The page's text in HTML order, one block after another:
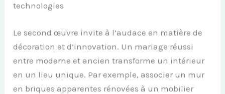
technologies
Le second œuvre invite à l’audace en matière de
décoration et d’innovation. Un mariage réussi
entre moderne et ancien transforme un intérieur
en un lieu unique. Par exemple, associer un mur
en briques apparentes rénovées à un mobilier